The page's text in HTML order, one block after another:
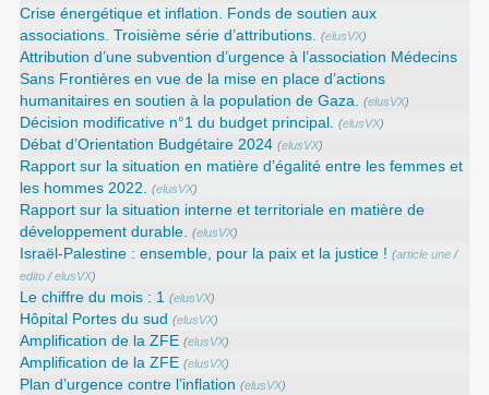
Crise énergétique et inflation. Fonds de soutien aux
associations. Troisième série d’attributions. (elusVX)
Attribution d’une subvention d’urgence à l’association Médecins
Sans Frontières en vue de la mise en place d’actions
humanitaires en soutien à la population de Gaza. (elusVX)
Décision modificative n°1 du budget principal. (elusVX)
Débat d’Orientation Budgétaire 2024 (elusVX)
Rapport sur la situation en matière d’égalité entre les femmes et
les hommes 2022. (elusVX)
Rapport sur la situation interne et territoriale en matière de
développement durable. (elusVX)
Israël-Palestine : ensemble, pour la paix et la justice ! (article une /
edito /elusVX)
Le chiffre du mois : 1 (elusVX)
Hôpital Portes du sud (elusVX)
Amplification de la ZFE (elusVX)
Amplification de la ZFE (elusVX)
Plan d’urgence contre l’inflation (elusVX)